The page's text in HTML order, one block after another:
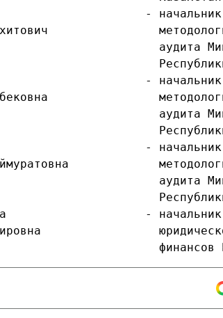
- начальник
- начальник
- начальник
- начальник
Республики